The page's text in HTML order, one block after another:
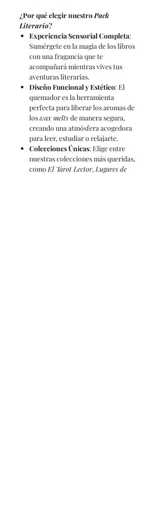
¿Por qué elegir nuestro Pack
Literario?
Experiencia Sensorial Completa:
Sumérgete en la magia de los libros
con una fragancia que te
acompañará mientras vives tus
aventuras literarias.
Diseño Funcional y Estético: El
quemador es la herramienta
perfecta para liberar los aromas de
loswax melts de manera segura,
creando una atmósfera acogedora
para leer, estudiar o relajarte.
Colecciones Únicas: Elige entre
nuestras colecciones más queridas,
como El Tarot Lector, Lugares de